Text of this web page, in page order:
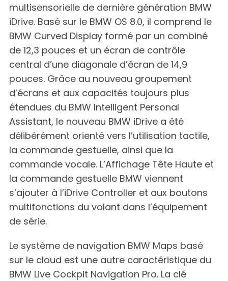
multisensorielle de dernière génération BMW
iDrive. Basé sur le BMW OS 8.0, il comprend le
BMW Curved Display formé par un combiné
de 12,3 pouces et un écran de contrôle
central d’une diagonale d’écran de 14,9
pouces. Grâce au nouveau groupement
d’écrans et aux capacités toujours plus
étendues du BMW Intelligent Personal
Assistant, le nouveau BMW iDrive a été
délibérément orienté vers l’utilisation tactile,
la commande gestuelle, ainsi que la
commande vocale. L’Affichage Tête Haute et
la commande gestuelle BMW viennent
s’ajouter à l’iDrive Controller et aux boutons
multifonctions du volant dans l’équipement
de série.
Le système de navigation BMW Maps basé
sur le cloud est une autre caractéristique du
BMW Live Cockpit Navigation Pro. La clé